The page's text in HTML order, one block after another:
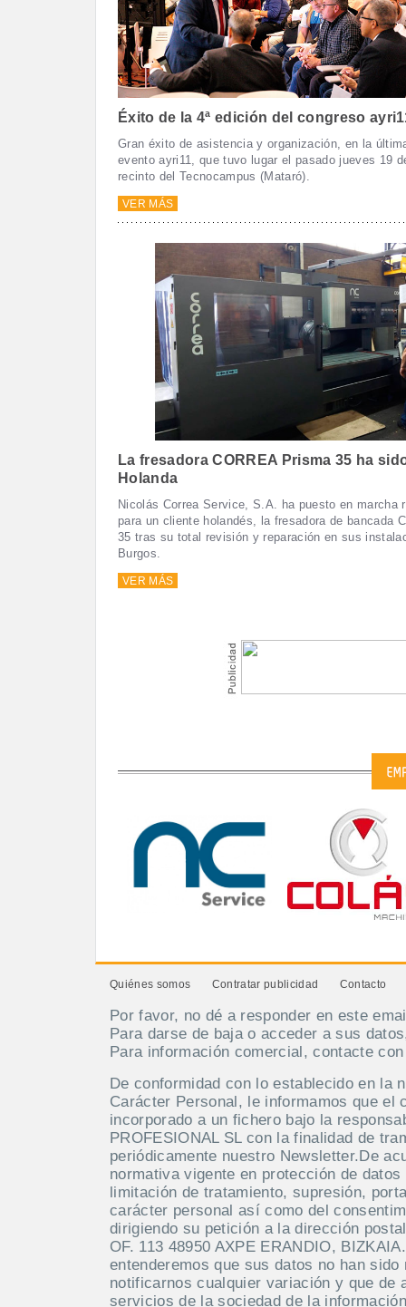
Éxito de la 4ª edición del congreso
Gran éxito de asistencia y organización, en la
evento ayri11, que tuvo lugar el pasado jueves 19
recinto del Tecnocampus (Mataró).
VER MÁS
La fresadora CORREA Prisma 35 ha
Holanda
Nicolás Correa Service, S.A. ha puesto en marcha
para un cliente holandés, la fresadora de bancada
35 tras su total revisión y reparación en sus
Burgos.
VER MÁS
Quiénes somos Contratar publicidad Contacto
Por favor, no dé a responder en este
Para darse de baja o acceder a sus
Para información comercial, contacte
De conformidad con lo establecido en la
Carácter Personal, le informamos que el
incorporado a un fichero bajo la
PROFESIONAL SL con la finalidad de
periódicamente nuestro Newsletter.De
normativa vigente en protección de
limitación de tratamiento, supresión,
carácter personal así como del
dirigiendo su petición a la dirección
OF. 113 48950 AXPE ERANDIO,
entenderemos que sus datos no han
notificarnos cualquier variación y que de
servicios de la sociedad de la